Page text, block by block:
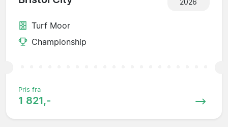
Turf Moor
Championship
Pris fra
1 821,-